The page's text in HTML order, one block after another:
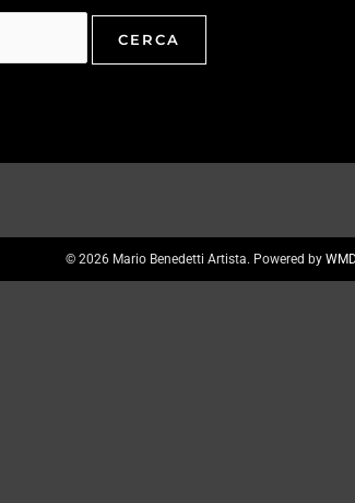
© 2026 Mario Benedetti Artista. Powered by